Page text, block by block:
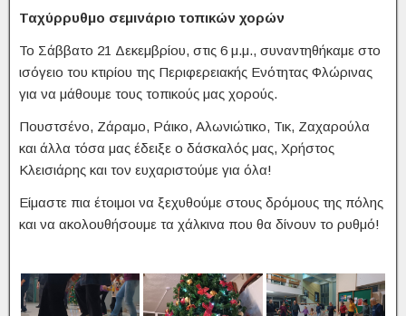
Ταχύρρυθμο σεμινάριο τοπικών χορών
Το Σάββατο 21 Δεκεμβρίου, στις 6 μ.μ., συναντηθήκαμε στο
ισόγειο του κτιρίου της Περιφερειακής Ενότητας Φλώρινας
για να μάθουμε τους τοπικούς μας χορούς.
Πουστσένο, Ζάραμο, Ράικο, Αλωνιώτικο, Τικ, Ζαχαρούλα
και άλλα τόσα μας έδειξε ο δάσκαλός μας, Χρήστος
Κλεισιάρης και τον ευχαριστούμε για όλα!
Είμαστε πια έτοιμοι να ξεχυθούμε στους δρόμους της πόλης
και να ακολουθήσουμε τα χάλκινα που θα δίνουν το ρυθμό!